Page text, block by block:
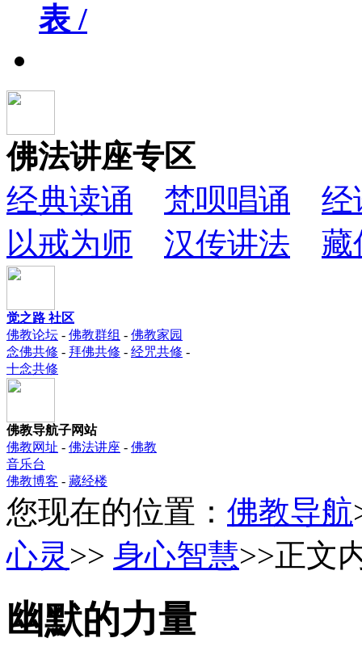
表 /
佛法讲座专区
经典读诵
梵呗唱诵
经
以戒为师
汉传讲法 藏
觉之路 社区
佛教论坛 - 佛教群组 - 佛教家园
念佛共修 - 拜佛共修 - 经咒共修 -
十念共修
佛教导航子网站
佛教网址 - 佛法讲座 - 佛教
音乐台
佛教博客 - 藏经楼
您现在的位置： 佛教导航
心灵 >> 身心智慧>>正文
幽默的力量